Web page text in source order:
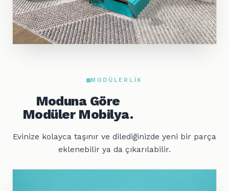
MODÜLERLIK
Moduna Göre
Modüler Mobilya.
Evinize kolayca taşınır ve dilediğinizde yeni bir parça
eklenebilir ya da çıkarılabilir.